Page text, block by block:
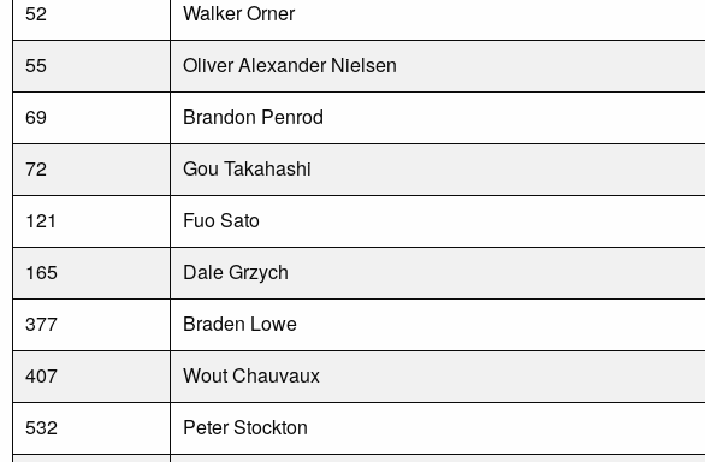
52
Walker Orner
55
Oliver Alexander Nielsen
69
Brandon Penrod
72
Gou Takahashi
121
Fuo Sato
165
Dale Grzych
377
Braden Lowe
407
Wout Chauvaux
532
Peter Stockton